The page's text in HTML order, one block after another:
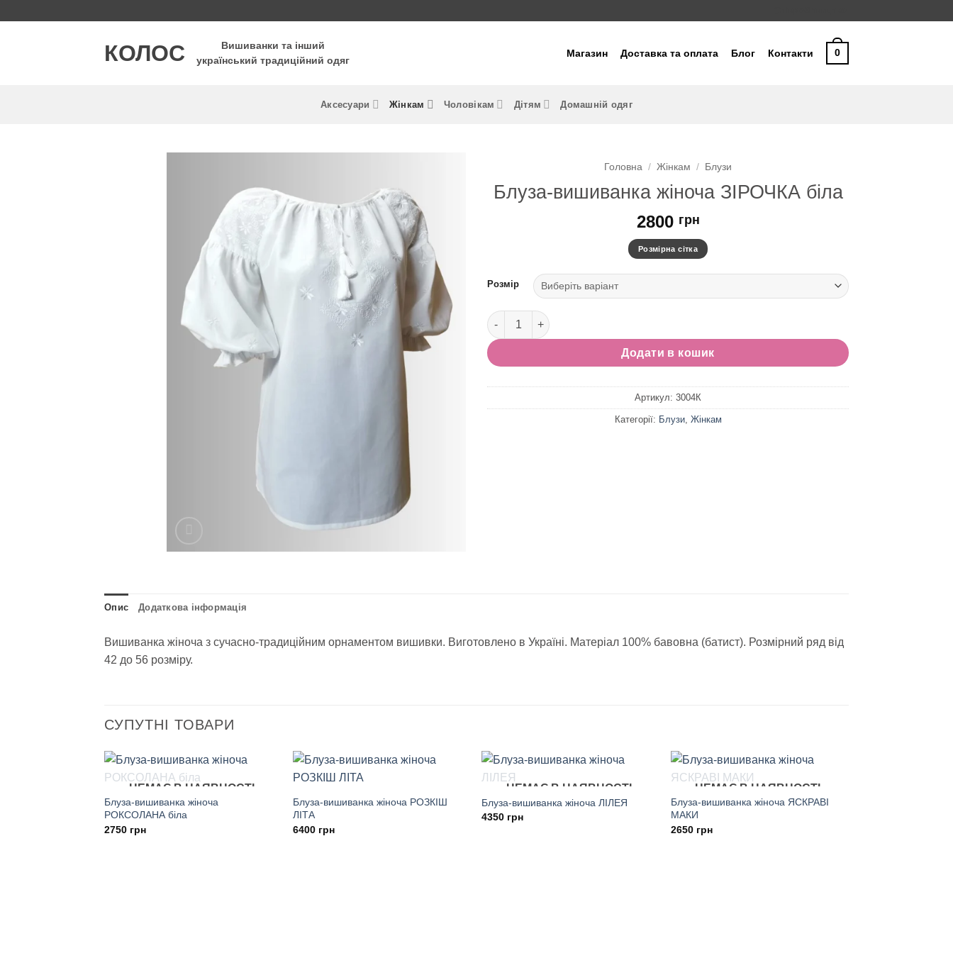
КОЛОС
Вишиванки та інший
український традиційний одяг
Магазин Доставка та оплата Блог Контакти 0
Аксесуари Жінкам Чоловікам Дітям Домашній одяг
Головна / Жінкам / Блузи
Блуза-вишиванка жіноча ЗІРОЧКА біла
2800 грн
Розмірна сітка
Розмір
Блуза-вишиванка жіноча ЗІРОЧКА біла кількість
Додати в кошик
Артикул: 3004К
Категорії: Блузи, Жінкам
Опис Додаткова інформація
Вишиванка жіноча з сучасно-традиційним орнаментом вишивки. Виготовлено в Україні. Матеріал 100% бавовна (батист). Розмірний ряд від
42 до 56 розміру.
СУПУТНІ ТОВАРИ
НЕМАЄ В НАЯВНОСТІ
Блуза-вишиванка жіноча
РОКСОЛАНА біла
2750 грн
Блуза-вишиванка жіноча РОЗКІШ
ЛІТА
6400 грн
НЕМАЄ В НАЯВНОСТІ
Блуза-вишиванка жіноча ЛІЛЕЯ
4350 грн
НЕМАЄ В НАЯВНОСТІ
Блуза-вишиванка жіноча ЯСКРАВІ
МАКИ
2650 грн